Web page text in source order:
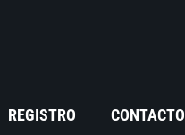
REGISTRO CONTACTO